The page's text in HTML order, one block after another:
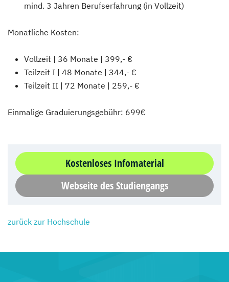
mind. 3 Jahren Berufserfahrung (in Vollzeit)
Monatliche Kosten:
Vollzeit | 36 Monate | 399,- €
Teilzeit I | 48 Monate | 344,- €
Teilzeit II | 72 Monate | 259,- €
Einmalige Graduierungsgebühr: 699€
Kostenloses Infomaterial
Webseite des Studiengangs
zurück zur Hochschule